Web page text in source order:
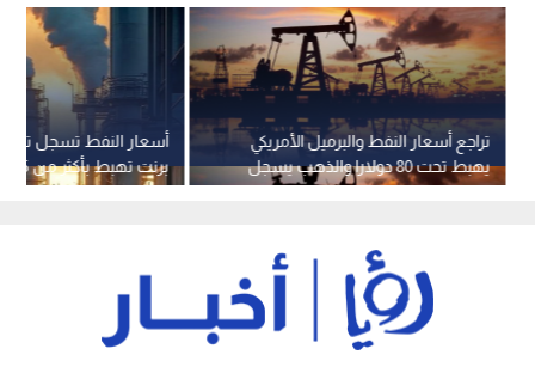
أسعار النفط تسجل
برنت تهبط بأكثر من 5%
تراجع أسعار النفط والبرميل الأمريكي
يهبط تحت 80 دولارا والذهب يسجل
ارتفاعا